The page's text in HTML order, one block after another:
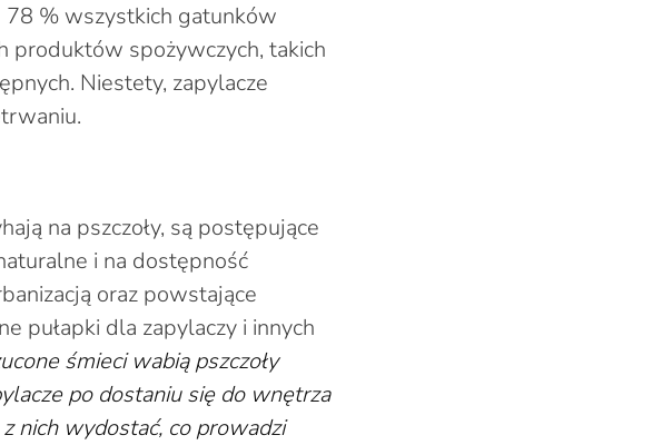
78 % wszystkich gatunków
produktów spożywczych, takich
Niestety, zapylacze
na pszczoły, są postępujące
i na dostępność
oraz powstające
pułapki dla zapylaczy i innych
śmieci wabią pszczoły
po dostaniu się do wnętrza
nich wydostać, co prowadzi